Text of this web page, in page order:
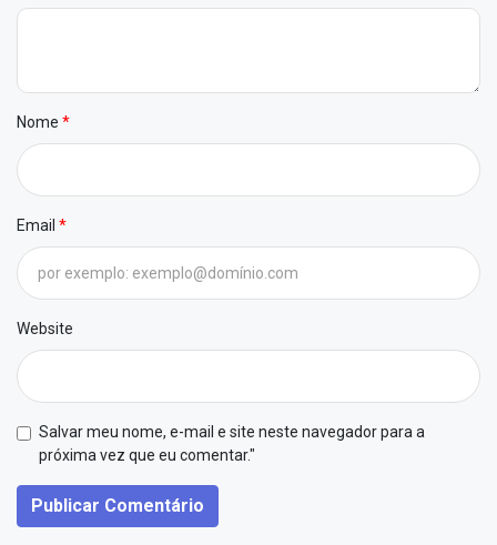
Nome
Email
Website
Salvar meu nome, e-mail e site neste navegador para a
próxima vez que eu comentar."
Publicar Comentário